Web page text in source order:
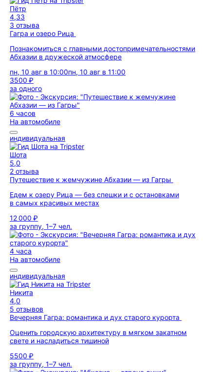
Пётр
4,33
3 отзыва
Гагра и озеро Рица
Познакомиться с главными достопримечательностями
Абхазии в дружеской атмосфере
пн, 10 авг в 10:00пн, 10 авг в 11:00
3500 ₽
за одного
6 часов
На автомобиле
индивидуальная
Шота
5,0
2 отзыва
Путешествие к жемчужине Абхазии — из Гагры
Едем к озеру Рица — без спешки и с остановками
в самых красивых местах
12 000 ₽
за группу, 1–7 чел.
4 часа
На автомобиле
индивидуальная
Никита
4,0
5 отзывов
Вечерняя Гагра: романтика и дух старого курорта
Оценить городскую архитектуру в мягком закатном
свете и насладиться тишиной
5500 ₽
за группу, 1–7 чел.